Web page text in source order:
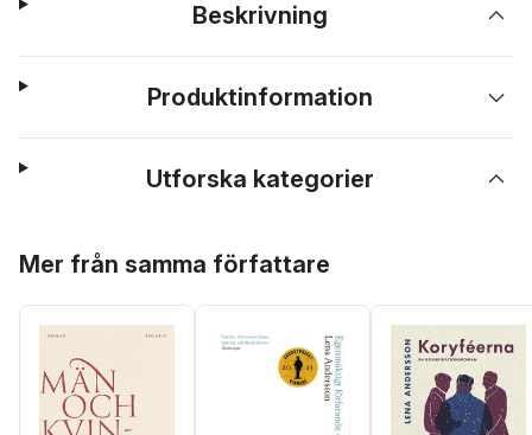
Beskrivning
Produktinformation
Utforska kategorier
Mer från samma författare